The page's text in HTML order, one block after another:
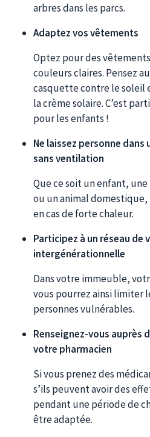
arbres dans les parcs.
Adaptez vos vêtements
Optez pour des
couleurs claires. Pensez
casquette contre le soleil
la crème solaire. C’est
pour les enfants !
Ne laissez personne dans
sans ventilation
Que ce soit un enfant,
ou un animal
en cas de forte chaleur.
Participez à un réseau de
intergénérationnelle
Dans votre immeuble,
vous pourrez ainsi limiter
personnes vulnérables.
Renseignez-vous auprès
votre pharmacien
Si vous prenez des
s’ils peuvent avoir des
pendant une période de
être adaptée.